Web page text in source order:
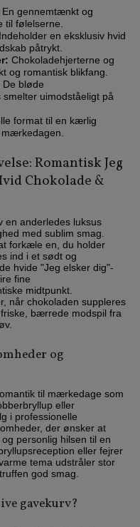
En gennemtænkt og
til følelserne.
Indeholder en eksklusiv hvid
påtrykt.
Chokoladehjerterne og
og romantisk blikfang.
De bløde
uimodståeligt på
format til en kærlig
Romantisk Jeg
Chokolade &
en anderledes luksus
med sublim smag.
forkæle en, du holder
ind i et sødt og
hvide "Jeg elsker dig"-
fine
midtpunkt.
når chokoladen suppleres
bærrede modspil fra
og
til mærkedage som
eller
i professionelle
der ønsker at
personlig hilsen til en
eller fejrer
tema udstråler stor
god smag.
gavekurv?